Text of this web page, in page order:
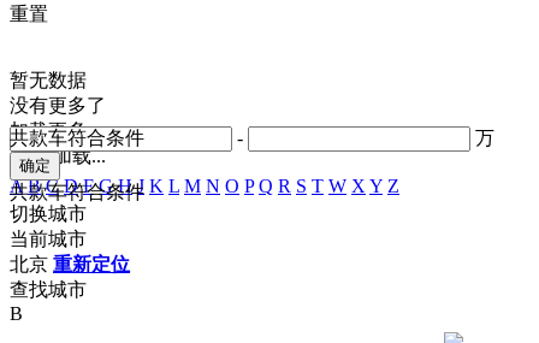
- 万
共款车符合条件
共款车符合条件
重置
暂无数据
没有更多了
加载更多
正在加载...
A B C D F G H J K L M N O P Q R S T W X Y Z
切换城市
当前城市
北京 重新定位
查找城市
B